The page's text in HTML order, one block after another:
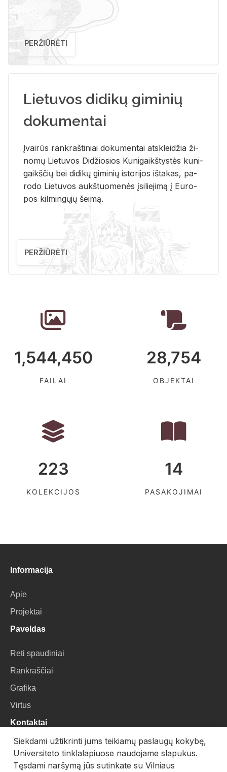
PERŽIŪRĖTI
Lietuvos didikų giminių
dokumentai
Įvai­rūs rank­raš­ti­niai do­ku­men­tai at­sklei­džia ži­
no­mų Lie­tu­vos Di­džio­sios Ku­ni­gaikš­tys­tės ku­ni­
gaikš­čių bei di­di­kų gi­mi­nių is­to­ri­jos iš­ta­kas, pa­
ro­do Lie­tu­vos aukš­tuo­me­nės įsi­lie­ji­mą į Eu­ro­
pos kil­min­gų­jų šei­mą.
PERŽIŪRĖTI
1,544,450
FAILAI
28,754
OBJEKTAI
223
KOLEKCIJOS
14
PASAKOJIMAI
Informacija
Apie
Projektai
Paveldas
Reti spaudiniai
Rankraščiai
Grafika
Virtus
Kontaktai
VU Biblioteka
Universiteto g. 3, LT-01122, Vilnius
Siekdami užtikrinti jums teikiamų paslaugų kokybę,
Universiteto tinklalapiuose naudojame slapukus.
Tęsdami naršymą jūs sutinkate su Vilniaus